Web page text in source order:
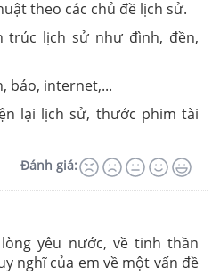
theo các chủ đề lịch sử.
trúc lịch sử như đình, đền,
báo, internet,...
lại lịch sử, thước phim tài
Đánh giá:
yêu nước, về tinh thần
nghĩ của em về một vấn đề